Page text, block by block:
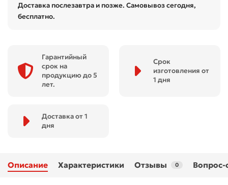
Доставка послезавтра и позже. Самовывоз сегодня,
бесплатно.
Гарантийный
срок на
продукцию до 5
лет.
Срок
изготовления от
1 дня
Доставка от 1
дня
Описание Характеристики Отзывы 0 Вопрос-